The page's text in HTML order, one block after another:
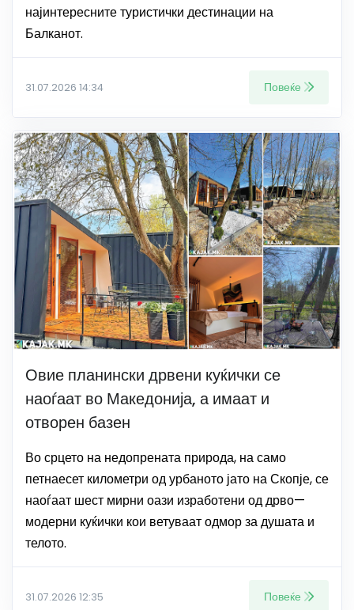
најинтересните туристички дестинации на
Балканот.
31.07.2026 14:34 Повеќе
Овие планински дрвени куќички се
наоѓаат во Македонија, а имаат и
отворен базен
Во срцето на недопрената природа, на само
петнаесет километри од урбаното јато на Скопје, се
наоѓаат шест мирни оази изработени од дрво—
модерни куќички кои ветуваат одмор за душата и
телото.
31.07.2026 12:35 Повеќе